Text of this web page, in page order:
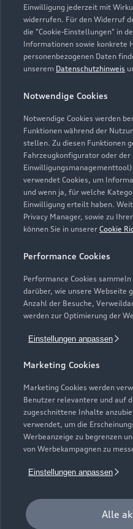
Einwilligung jederzeit mit
widerrufen. Für den Widerruf
die "Cookie-Einstellungen" in
Informationen sowie konkrete
personenbezogenen Daten
unserem Datenschutzhinweis
Notwendige Cookies
Notwendige Cookies werden
Funktionen während der
stellen. Zu diesen Funktionen
Fahrzeugkonfigurator oder der
verwendet Cookies, um
und wenn ja, für welche
Einwilligung erteilt haben.
Privacy Manager, sowie zu
können Sie in unserer Cookie
Performance Cookies
Performance Cookies
darüber, wie unsere Webseite
Anzahl der Besuche,
werden zur Optimierung der
Einstellungen anpassen
Marketing Cookies
Marketing Cookies werden
Benutzer relevantere und auf
zugeschnittene Inhalte
verwendet, um die
Werbeanzeige zu begrenzen
von Werbekampagnen zu
Einstellungen anpassen
Alle
Modelle
Alle Modelle
Modelle vergleichen
Elektromodelle
Plug-in-Hybride
Kaufen & leasen
Gebrauchtwagensuche
Gebrauchtwagen
Finanzierung
Aktionen & Angebote
Geschäftskunden
Service & Zubehör
Audi Services
Garantie
Audi digital services
myAudi
Kundenservice
Audi Online Beratung
Online-Terminvereinbarung
Servicekontakt
Bordbuch &
Verträge kündigen
Über Audi
Unternehmen
Karriere
Investor Relations
Presse & Media Center
Datenschutz
© 2026 AUDI AG. Alle
Impressum Rechtliches
Datenschutzinformation
Digital Services Act
EU